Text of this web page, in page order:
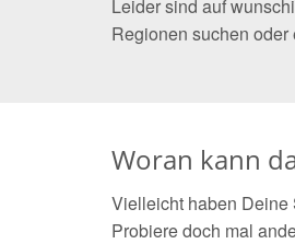
Leider sind auf
Regionen suchen
Woran kann
Vielleicht haben Deine
Probiere doch mal